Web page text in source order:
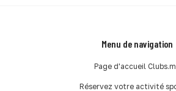
Menu de navigation
Page d'accueil
Réservez votre activité